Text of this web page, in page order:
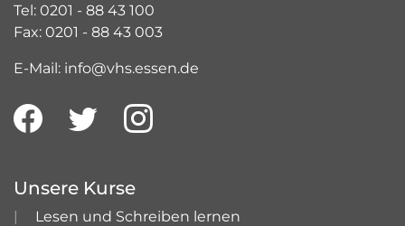
Tel: 0201 - 88 43 100
Fax: 0201 - 88 43 003
E-Mail: info@vhs.essen.de
Unsere Kurse
Lesen und Schreiben lernen